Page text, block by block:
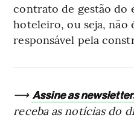
contrato de gestão do
hoteleiro, ou seja,
responsável pela
⟶ Assine as
receba as notícias do